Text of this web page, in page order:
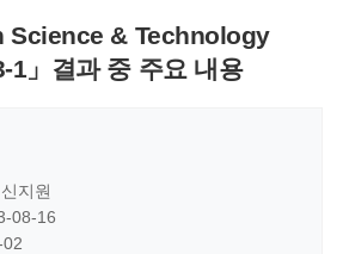
Science & Technology
」결과 중 주요 내용
지원
08-16